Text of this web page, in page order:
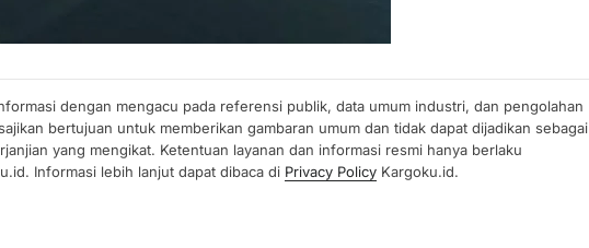
dengan mengacu pada referensi publik, data umum industri, dan pengolahan
bertujuan untuk memberikan gambaran umum dan tidak dapat dijadikan sebagai
yang mengikat. Ketentuan layanan dan informasi resmi hanya berlaku
Informasi lebih lanjut dapat dibaca di Privacy Policy Kargoku.id.